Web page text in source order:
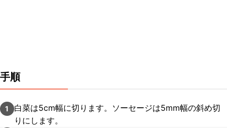
手順
1
白菜は5cm幅に切ります。ソーセージは5mm幅の斜め切
りにします。